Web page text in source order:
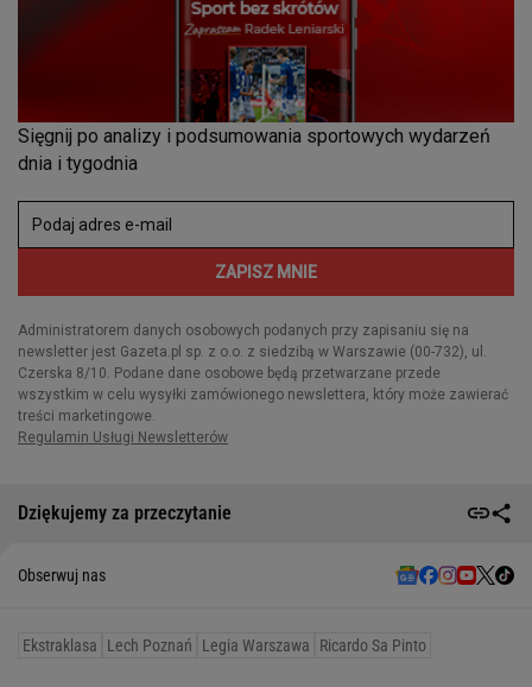
Dziękujemy za przeczytanie
Obserwuj nas
Ekstraklasa Lech Poznań Legia Warszawa Ricardo Sa Pinto